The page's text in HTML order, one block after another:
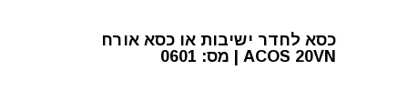
כסא לחדר ישיבות או כסא אורח
ACOS 20VN | מס: 0601